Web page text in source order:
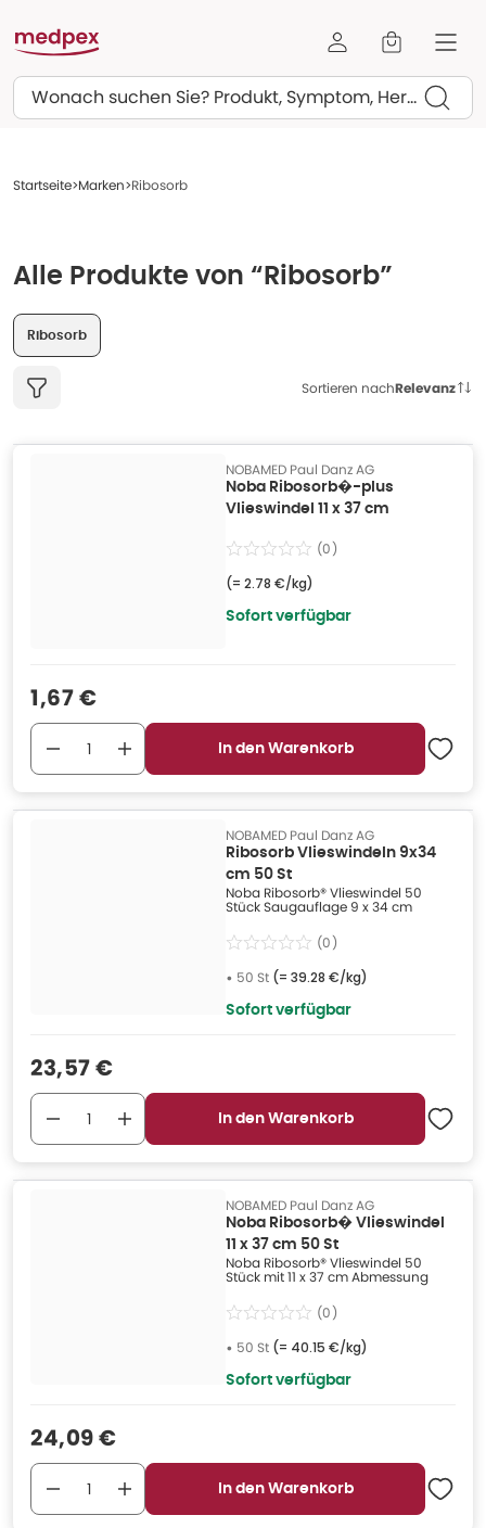
Suchen
Startseite Marken Ribosorb
Alle Produkte von “Ribosorb”
Ribosorb
Sortieren nachRelevanz
NOBAMED Paul Danz AG
Noba Ribosorb�-plus
Vlieswindel 11 x 37 cm
(0)
(= 2.78 €/kg)
Sofort verfügbar
Verkaufspreis
1,67 €
In den Warenkorb
NOBAMED Paul Danz AG
Ribosorb Vlieswindeln 9x34
cm 50 St
Noba Ribosorb® Vlieswindel 50
Stück Saugauflage 9 x 34 cm
(0)
• 50 St (= 39.28 €/kg)
Sofort verfügbar
Verkaufspreis
23,57 €
In den Warenkorb
NOBAMED Paul Danz AG
Noba Ribosorb� Vlieswindel
11 x 37 cm 50 St
Noba Ribosorb® Vlieswindel 50
Stück mit 11 x 37 cm Abmessung
(0)
• 50 St (= 40.15 €/kg)
Sofort verfügbar
Verkaufspreis
24,09 €
In den Warenkorb